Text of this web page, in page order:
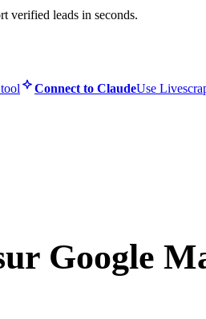
verified leads in seconds.
Connect to ClaudeUse
Google